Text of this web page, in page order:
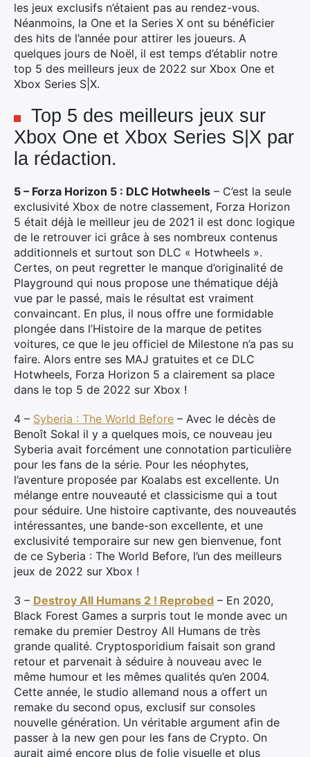
les jeux exclusifs n’étaient pas au rendez-vous.
Néanmoins, la One et la Series X ont su bénéficier
des hits de l’année pour attirer les joueurs. A
quelques jours de Noël, il est temps d’établir notre
top 5 des meilleurs jeux de 2022 sur Xbox One et
Xbox Series S|X.
Top 5 des meilleurs jeux sur
Xbox One et Xbox Series S|X par
la rédaction.
5 – Forza Horizon 5 : DLC Hotwheels – C’est la seule
exclusivité Xbox de notre classement, Forza Horizon
5 était déjà le meilleur jeu de 2021 il est donc logique
de le retrouver ici grâce à ses nombreux contenus
additionnels et surtout son DLC « Hotwheels ».
Certes, on peut regretter le manque d’originalité de
Playground qui nous propose une thématique déjà
vue par le passé, mais le résultat est vraiment
convaincant. En plus, il nous offre une formidable
plongée dans l’Histoire de la marque de petites
voitures, ce que le jeu officiel de Milestone n’a pas su
faire. Alors entre ses MAJ gratuites et ce DLC
Hotwheels, Forza Horizon 5 a clairement sa place
dans le top 5 de 2022 sur Xbox !
4 – Syberia : The World Before – Avec le décès de
Benoît Sokal il y a quelques mois, ce nouveau jeu
Syberia avait forcément une connotation particulière
pour les fans de la série. Pour les néophytes,
l’aventure proposée par Koalabs est excellente. Un
mélange entre nouveauté et classicisme qui a tout
pour séduire. Une histoire captivante, des nouveautés
intéressantes, une bande-son excellente, et une
exclusivité temporaire sur new gen bienvenue, font
de ce Syberia : The World Before, l’un des meilleurs
jeux de 2022 sur Xbox !
3 – Destroy All Humans 2 ! Reprobed – En 2020,
Black Forest Games a surpris tout le monde avec un
remake du premier Destroy All Humans de très
grande qualité. Cryptosporidium faisait son grand
retour et parvenait à séduire à nouveau avec le
même humour et les mêmes qualités qu’en 2004.
Cette année, le studio allemand nous a offert un
remake du second opus, exclusif sur consoles
nouvelle génération. Un véritable argument afin de
passer à la new gen pour les fans de Crypto. On
aurait aimé encore plus de folie visuelle et plus